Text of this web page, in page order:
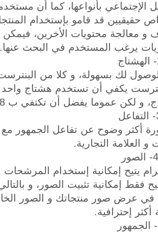
بأنواعها، كما أن
قد قامو بإستخدام
معالجة محتويات الأخرين، فيمكن
يرغب المستخدم في البحث عنها.
لك بسهولة، و كلا من
يكفي أن تستخدم هشتاج واحد
أكثر وضوح عن تفاعل الجمهور مع
و العلامة التجارية.
4- الصور
يتيح إمكانية إستخدام
فقط إمكانية تثبيت الصور، و
في عرض صور منتجاتك و الصور
أكثر إحترافية.